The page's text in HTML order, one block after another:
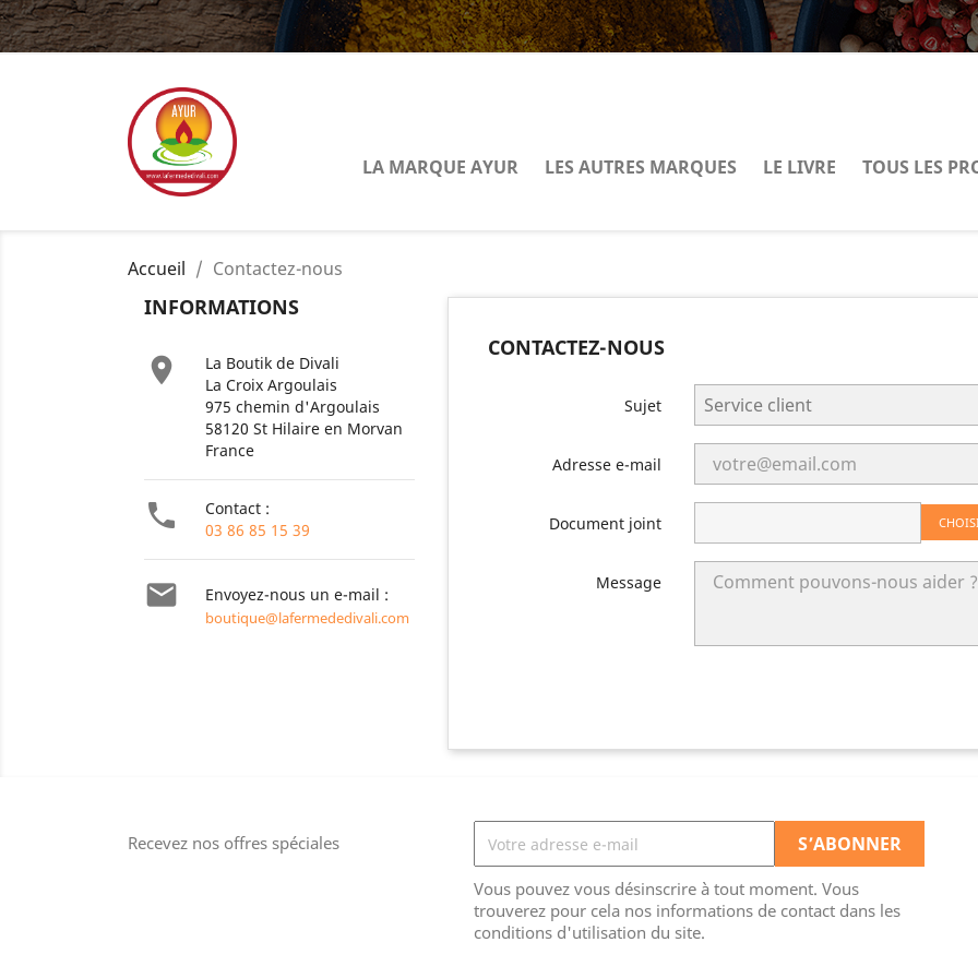
LA MARQUE AYUR LES AUTRES MARQUES LE LIVRE TOUS LES
Accueil Contactez-nous
INFORMATIONS

La Boutik de Divali
La Croix Argoulais
975 chemin d'Argoulais
58120 St Hilaire en Morvan
France

Contact :
03 86 85 15 39
 Envoyez-nous un e-mail :
boutique@lafermededivali.com
CONTACTEZ-NOUS
Sujet
Adresse e-mail
Document joint
Message
Recevez nos offres spéciales
Vous pouvez vous désinscrire à tout moment. Vous
trouverez pour cela nos informations de contact dans les
conditions d'utilisation du site.